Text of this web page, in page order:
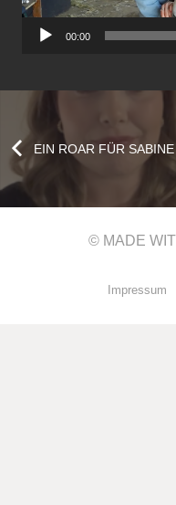
00:00
EIN ROAR FÜR SABINE
© MADE
Impressum